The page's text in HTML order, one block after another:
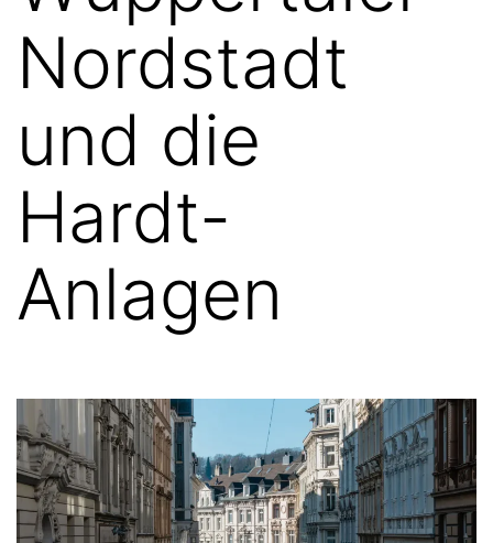
Nordstadt
und die
Hardt-
Anlagen